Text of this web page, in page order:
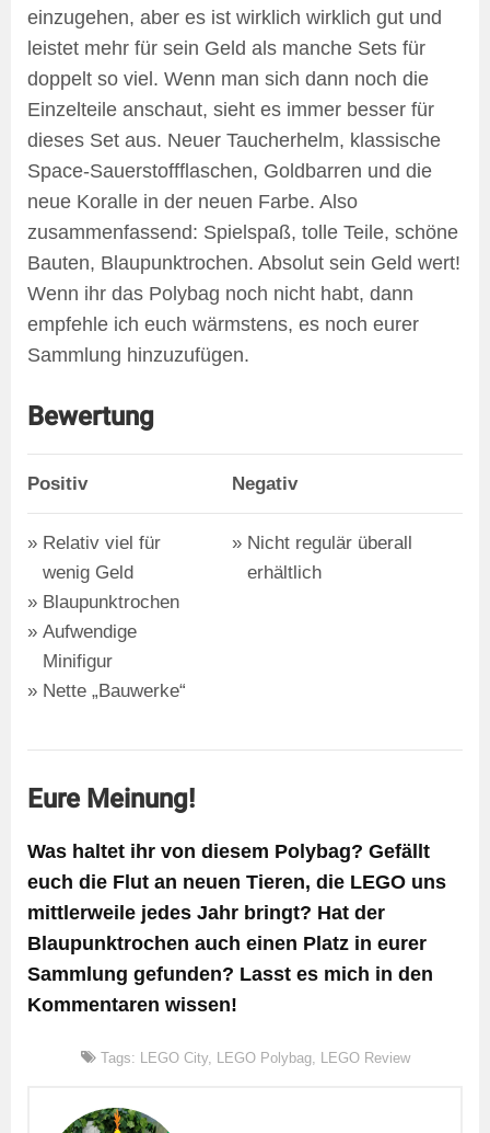
einzugehen, aber es ist wirklich wirklich gut und
leistet mehr für sein Geld als manche Sets für
doppelt so viel. Wenn man sich dann noch die
Einzelteile anschaut, sieht es immer besser für
dieses Set aus. Neuer Taucherhelm, klassische
Space-Sauerstoffflaschen, Goldbarren und die
neue Koralle in der neuen Farbe. Also
zusammenfassend: Spielspaß, tolle Teile, schöne
Bauten, Blaupunktrochen. Absolut sein Geld wert!
Wenn ihr das Polybag noch nicht habt, dann
empfehle ich euch wärmstens, es noch eurer
Sammlung hinzuzufügen.
Bewertung
Positiv Negativ
Relativ viel für
wenig Geld
Blaupunktrochen
Aufwendige
Minifigur
Nette „Bauwerke“
Nicht regulär überall
erhältlich
Eure Meinung!
Was haltet ihr von diesem Polybag? Gefällt
euch die Flut an neuen Tieren, die LEGO uns
mittlerweile jedes Jahr bringt? Hat der
Blaupunktrochen auch einen Platz in eurer
Sammlung gefunden? Lasst es mich in den
Kommentaren wissen!
Tags: LEGO City, LEGO Polybag, LEGO Review